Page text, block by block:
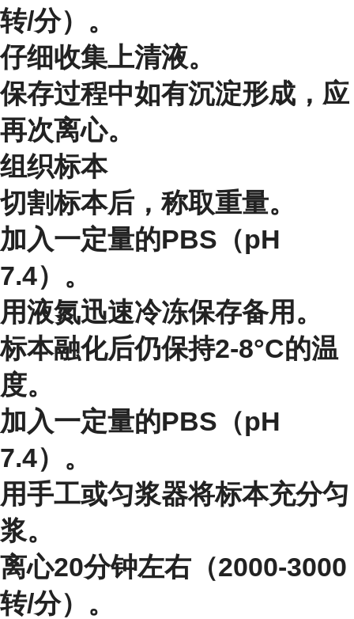
转/分）。
仔细收集上清液。
保存过程中如有沉淀形成，应
再次离心。
组织标本
切割标本后，称取重量。
加入一定量的PBS（pH
7.4）。
用液氮迅速冷冻保存备用。
标本融化后仍保持2-8°C的温
度。
加入一定量的PBS（pH
7.4）。
用手工或匀浆器将标本充分匀
浆。
离心20分钟左右（2000-3000
转/分）。